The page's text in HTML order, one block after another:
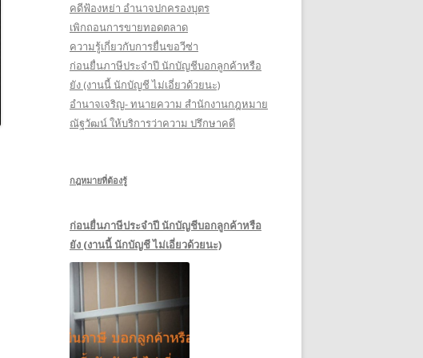
:คดีฟ้องหย่า อำนาจปกครองบุตร
เพิกถอนการขายทอดตลาด
ความรู้เกี่ยวกับการยื่นขอวีซ่า
ก่อนยื่นภาษีประจำปี นักบัญชีบอกลูกค้าหรือ
ยัง (งานนี้ นักบัญชี ไม่เอี่ยวด้วยนะ)
อำนาจเจริญ- ทนายความ สำนักงานกฎหมาย
ณัฐวัฒน์ ให้บริการว่าความ ปรึกษาคดี
กฎหมายที่ต้องรู้
ก่อนยื่นภาษีประจำปี นักบัญชีบอกลูกค้าหรือ
ยัง (งานนี้ นักบัญชี ไม่เอี่ยวด้วยนะ)